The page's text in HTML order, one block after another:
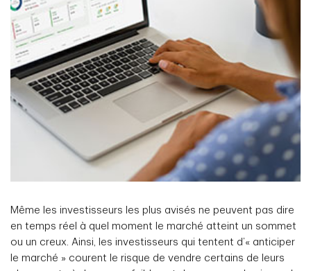
Même les investisseurs les plus avisés ne peuvent pas dire
en temps réel à quel moment le marché atteint un sommet
ou un creux. Ainsi, les investisseurs qui tentent d’« anticiper
le marché » courent le risque de vendre certains de leurs